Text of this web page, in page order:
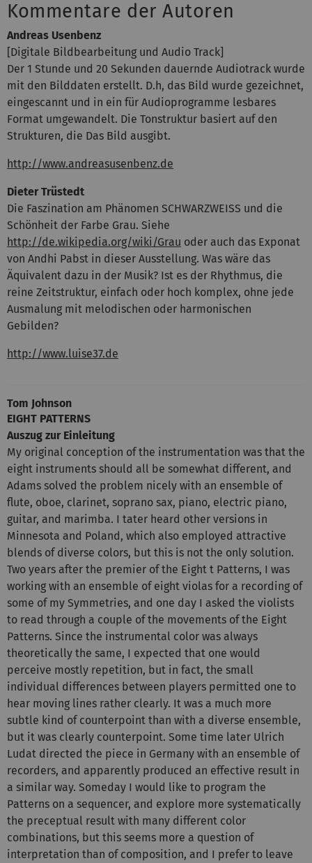
Kommentare der Autoren
Andreas Usenbenz
[Digitale Bildbearbeitung und Audio Track]
Der 1 Stunde und 20 Sekunden dauernde Audiotrack wurde
mit den Bilddaten erstellt. D.h, das Bild wurde gezeichnet,
eingescannt und in ein für Audioprogramme lesbares
Format umgewandelt. Die Tonstruktur basiert auf den
Strukturen, die Das Bild ausgibt.
http://www.andreasusenbenz.de
Dieter Trüstedt
Die Faszination am Phänomen SCHWARZWEISS und die
Schönheit der Farbe Grau. Siehe
http://de.wikipedia.org/wiki/Grau oder auch das Exponat
von Andhi Pabst in dieser Ausstellung. Was wäre das
Äquivalent dazu in der Musik? Ist es der Rhythmus, die
reine Zeitstruktur, einfach oder hoch komplex, ohne jede
Ausmalung mit melodischen oder harmonischen
Gebilden?
http://www.luise37.de
Tom Johnson
EIGHT PATTERNS
Auszug zur Einleitung
My original conception of the instrumentation was that the
eight instruments should all be somewhat different, and
Adams solved the problem nicely with an ensemble of
flute, oboe, clarinet, soprano sax, piano, electric piano,
guitar, and marimba. I tater heard other versions in
Minnesota and Poland, which also employed attractive
blends of diverse colors, but this is not the only solution.
Two years after the premier of the Eight t Patterns, I was
working with an ensemble of eight violas for a recording of
some of my Symmetries, and one day I asked the violists
to read through a couple of the movements of the Eight
Patterns. Since the instrumental color was always
theoretically the same, I expected that one would
perceive mostly repetition, but in fact, the small
individual differences between players permitted one to
hear moving lines rather clearly. It was a much more
subtle kind of counterpoint than with a diverse ensemble,
but it was clearly counterpoint. Some time later Ulrich
Ludat directed the piece in Germany with an ensemble of
recorders, and apparently produced an effective result in
a similar way. Someday I would like to program the
Patterns on a sequencer, and explore more systematically
the preceptual result with many different color
combinations, but this seems more a question of
interpretation than of composition, and I prefer to leave